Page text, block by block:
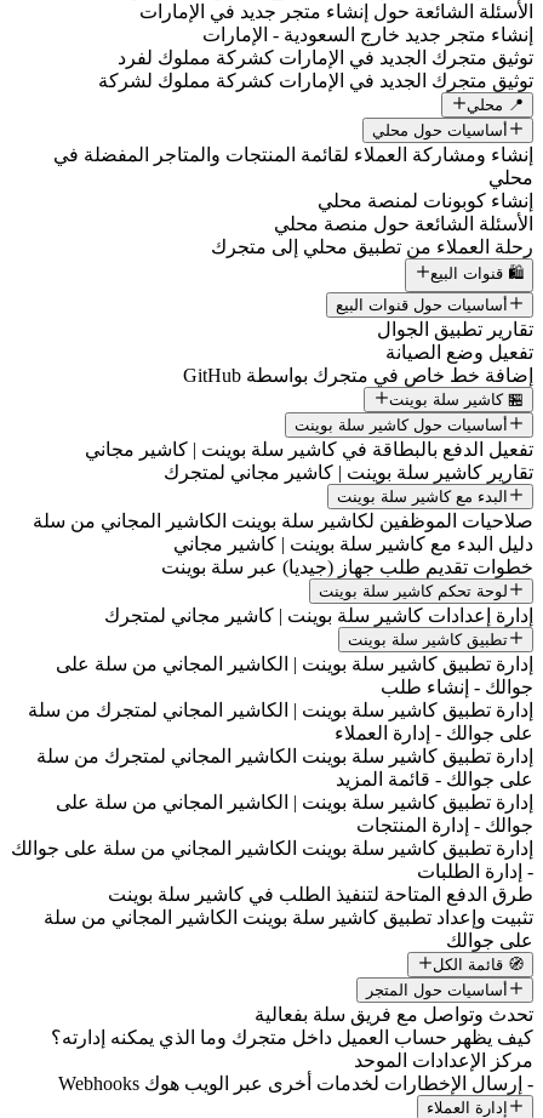
الأسئلة الشائعة حول إنشاء متجر جديد في الإمارات
إنشاء متجر جديد خارج السعودية - الإمارات
توثيق متجرك الجديد في الإمارات كشركة مملوك لفرد
توثيق متجرك الجديد في الإمارات كشركة مملوك لشركة
📍 محلي
أساسيات حول محلي
إنشاء ومشاركة العملاء لقائمة المنتجات والمتاجر المفضلة في
محلي
إنشاء كوبونات لمنصة محلي
الأسئلة الشائعة حول منصة محلي
رحلة العملاء من تطبيق محلي إلى متجرك
🛍️ قنوات البيع
أساسيات حول قنوات البيع
تقارير تطبيق الجوال
تفعيل وضع الصيانة
إضافة خط خاص في متجرك بواسطة GitHub
🏪 كاشير سلة بوينت
أساسيات حول كاشير سلة بوينت
تفعيل الدفع بالبطاقة في كاشير سلة بوينت | كاشير مجاني
تقارير كاشير سلة بوينت | كاشير مجاني لمتجرك
البدء مع كاشير سلة بوينت
صلاحيات الموظفين لكاشير سلة بوينت الكاشير المجاني من سلة
دليل البدء مع كاشير سلة بوينت | كاشير مجاني
خطوات تقديم طلب جهاز (جيديا) عبر سلة بوينت
لوحة تحكم كاشير سلة بوينت
إدارة إعدادات كاشير سلة بوينت | كاشير مجاني لمتجرك
تطبيق كاشير سلة بوينت
إدارة تطبيق كاشير سلة بوينت | الكاشير المجاني من سلة على
جوالك - إنشاء طلب
إدارة تطبيق كاشير سلة بوينت | الكاشير المجاني لمتجرك من سلة
على جوالك - إدارة العملاء
إدارة تطبيق كاشير سلة بوينت الكاشير المجاني لمتجرك من سلة
على جوالك - قائمة المزيد
إدارة تطبيق كاشير سلة بوينت | الكاشير المجاني من سلة على
جوالك - إدارة المنتجات
إدارة تطبيق كاشير سلة بوينت الكاشير المجاني من سلة على جوالك
- إدارة الطلبات
طرق الدفع المتاحة لتنفيذ الطلب في كاشير سلة بوينت
تثبيت وإعداد تطبيق كاشير سلة بوينت الكاشير المجاني من سلة
على جوالك
🧭 قائمة الكل
أساسيات حول المتجر
تحدث وتواصل مع فريق سلة بفعالية
كيف يظهر حساب العميل داخل متجرك وما الذي يمكنه إدارته؟
مركز الإعدادات الموحد
- إرسال الإخطارات لخدمات أخرى عبر الويب هوك Webhooks
إدارة العملاء